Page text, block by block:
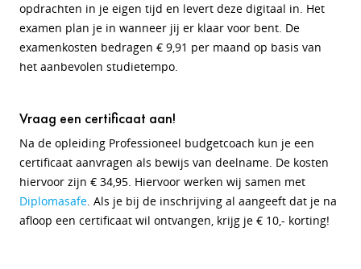
opdrachten in je eigen tijd en levert deze digitaal in. Het
examen plan je in wanneer jij er klaar voor bent. De
examenkosten bedragen € 9,91 per maand op basis van
het aanbevolen studietempo.
Vraag een certificaat aan!
Na de opleiding Professioneel budgetcoach kun je een
certificaat aanvragen als bewijs van deelname. De kosten
hiervoor zijn € 34,95. Hiervoor werken wij samen met
Diplomasafe. Als je bij de inschrijving al aangeeft dat je na
afloop een certificaat wil ontvangen, krijg je € 10,- korting!